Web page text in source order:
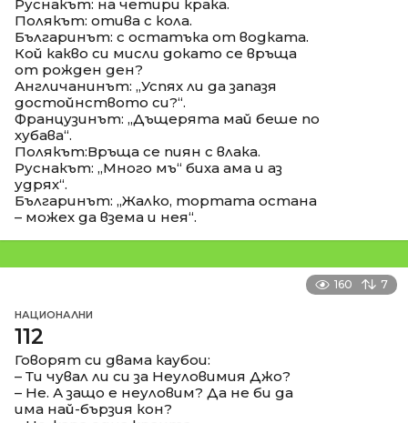
Руснакът: на четири крака.
Полякът: отива с кола.
Българинът: с остатъка от водката.
Кой какво си мисли докато се връща
от рожден ден?
Англичанинът: „Успях ли да запазя
достойнството си?“.
Французинът: „Дъщерята май беше по
хубава“.
Полякът:Връща се пиян с влака.
Руснакът: „Много мъ“ биха ама и аз
удрях“.
Българинът: „Жалко, тортата остана
– можех да взема и нея“.
160 7
НАЦИОНАЛНИ
112
Говорят си двама каубои:
– Ти чувал ли си за Неуловимия Джо?
– Не. А защо е неуловим? Да не би да
има най-бързия кон?